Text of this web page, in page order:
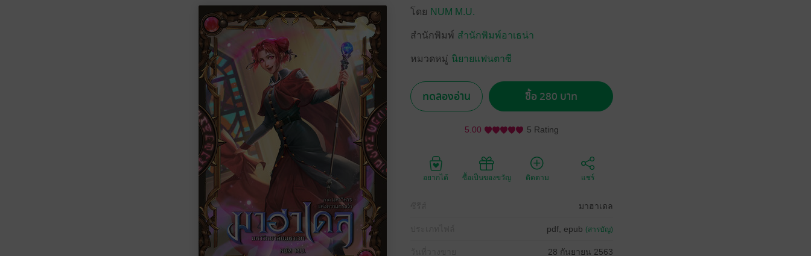
โดย NUM M.U.
สำนักพิมพ์ สำนักพิมพ์อาเธน่า
หมวดหมู่ นิยายแฟนตาซี
ทดลองอ่าน ซื้อ 280 บาท
5.00 5 Rating
อยากได้ ซื้อเป็นของขวัญ ติดตาม แชร์
มาฮาเดล
pdf, epub (สารบัญ)
28 กันยายน 2563